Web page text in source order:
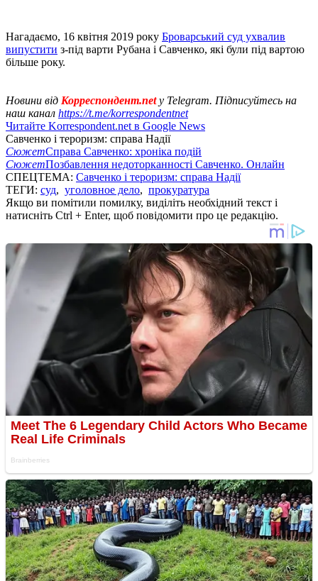
Нагадаємо, 16 квітня 2019 року Броварський суд ухвалив
випустити з-під варти Рубана і Савченко, які були під вартою
більше року.
Новини від Корреспондент.netу Telegram. Підписуйтесь на
наш канал https://t.me/korrespondentnet
Читайте Korrespondent.net в Google News
Савченко і тероризм: справа Надії
СюжетСправа Савченко: хроніка подій
СюжетПозбавлення недоторканності Савченко. Онлайн
СПЕЦТЕМА: Савченко і тероризм: справа Надії
ТЕГИ: суд, уголовное дело, прокуратура
Якщо ви помітили помилку, виділіть необхідний текст і
натисніть Ctrl + Enter, щоб повідомити про це редакцію.